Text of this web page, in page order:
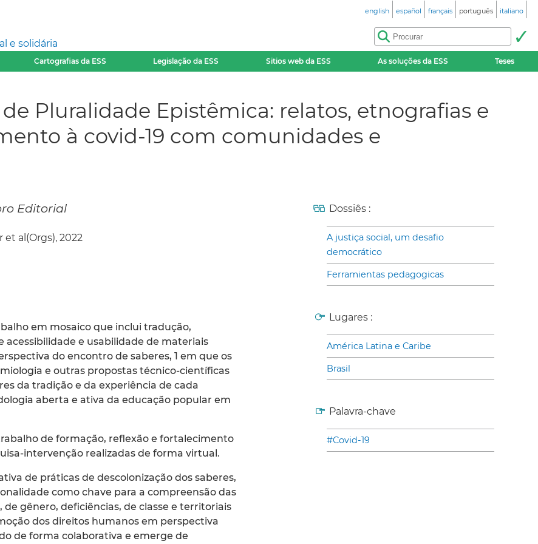
e solidária
english español français português italiano
Cartografias da ESS Legislação da ESS Sitios web da ESS As soluções da ESS Teses
Pluralidade Epistêmica: relatos, etnografias e
à covid-19 com comunidades e
Editorial
al(Orgs), 2022
em mosaico que inclui tradução,
acessibilidade e usabilidade de materiais
do encontro de saberes, 1 em que os
e outras propostas técnico-científicas
da tradição e da experiência de cada
aberta e ativa da educação popular em
de formação, reflexão e fortalecimento
intervenção realizadas de forma virtual.
de práticas de descolonização dos saberes,
como chave para a compreensão das
gênero, deficiências, de classe e territoriais
dos direitos humanos em perspectiva
de forma colaborativa e emerge de
Dossiês :
A justiça social, um desafio
democrático
Ferramientas pedagogicas
Lugares :
América Latina e Caribe
Brasil
Palavra-chave
#Covid-19